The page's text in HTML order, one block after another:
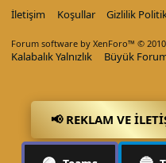
İletişim
Koşullar Gizlilik
Forum software by XenForo™ ©
Kalabalık Yalnızlık Büyük
📢 REKLAM VE